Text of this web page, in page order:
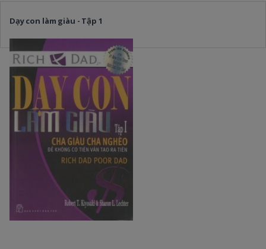
Dạy con làm giàu - Tập 1